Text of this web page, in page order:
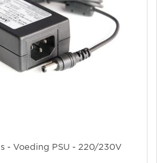
- Voeding PSU - 220/230V